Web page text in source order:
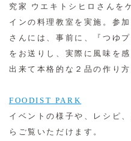
究家 ウエキトシヒロさんを
インの料理教室を実施。参
さんには、事前に、『つゆ
をお送りし、実際に風味を
出来て本格的な２品の作り
FOODIST PARK
イベントの様子や、レシピ
らご覧いただけます。